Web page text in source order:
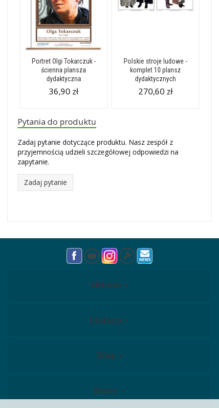
Portret Olgi Tokarczuk -
ścienna plansza
dydaktyczna
36,90 zł
Polskie stroje ludowe -
komplet 10 plansz
dydaktycznych
270,60 zł
Pytania do produktu
Zadaj pytanie dotyczące produktu. Nasz zespół z
przyjemnością udzieli szczegółowej odpowiedzi na
zapytanie.
Zadaj pytanie
Meridian
Edukacja
Sklep
Biznes